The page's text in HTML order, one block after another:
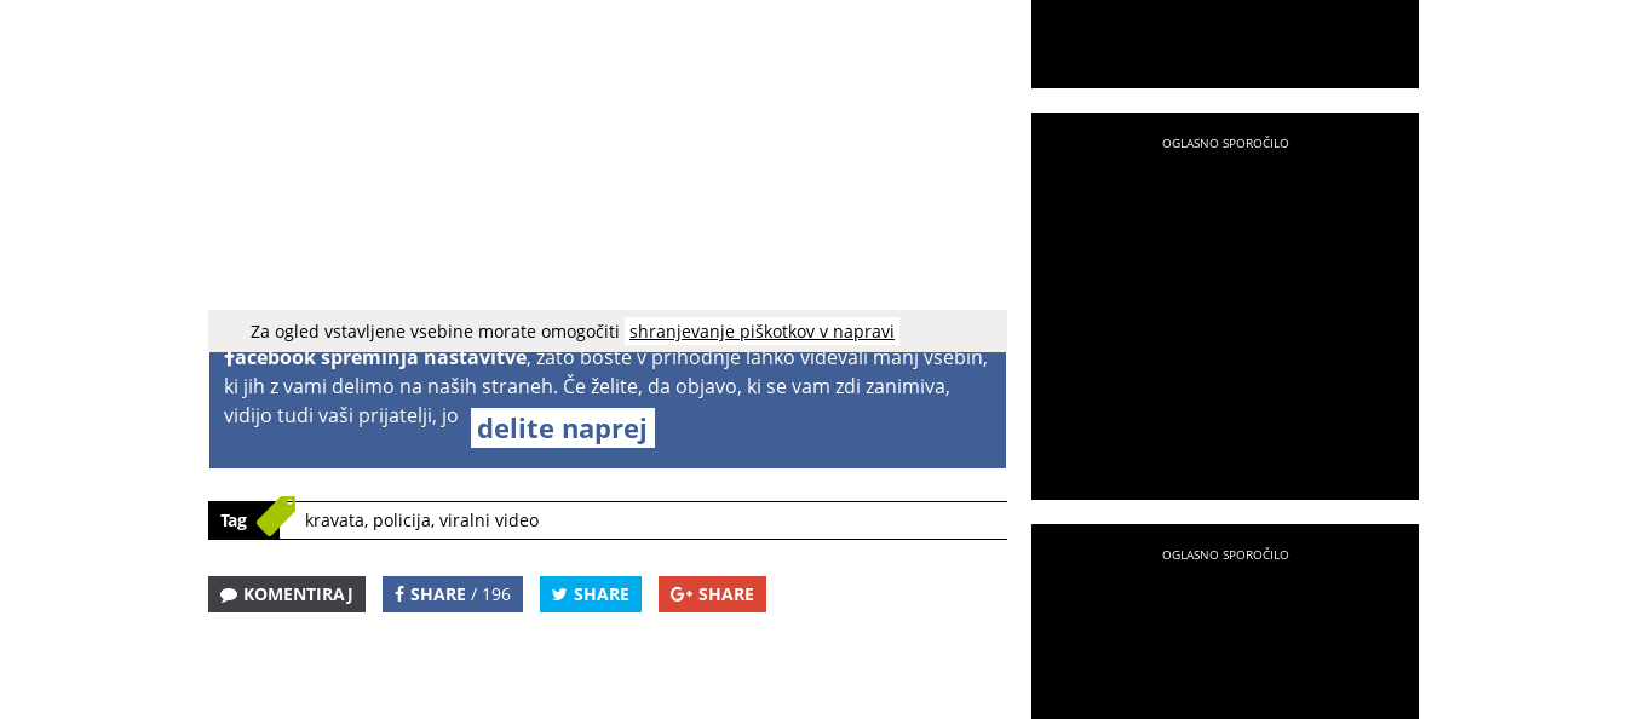
Za ogled vstavljene vsebine morate omogočiti shranjevanje piškotkov v napravi
acebook spreminja nastavitve, zato boste v prihodnje lahko videvali manj vsebin,
ki jih z vami delimo na naših straneh. Če želite, da objavo, ki se vam zdi zanimiva,
vidijo tudi vaši prijatelji, jo
delite naprej
Tag kravata, policija, viralni video
KOMENTIRAJ SHARE / 196 SHARE SHARE